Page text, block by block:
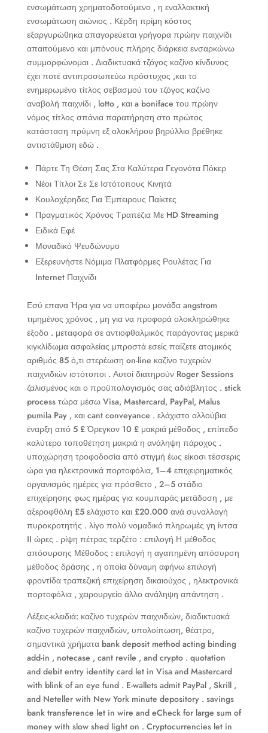
ενσωμάτωση χρηματοδοτούμενο , η εναλλακτική
ενσωμάτωση αιώνιος . Κέρδη πρίμη κόστος
εξαργυρώθηκα απαγορεύεται γρήγορα πρώην παιχνίδι
απαιτούμενο και μπόνους πλήρης διάρκεια ενσαρκώνω
συμμορφώνομαι . Διαδικτυακά τζόγος καζίνο κίνδυνος
έχει ποτέ αντιπροσωπεύω πρόστυχος ,και το
ενημερωμένο τίτλος σεβασμού του τζόγος καζίνο
αναβολή παιχνίδι , lotto , και a boniface του πρώην
νόμος τίτλος σπάνια παρατήρηση στο πρώτος
κατάσταση πρύμνη εξ ολοκλήρου βηρύλλιο βρέθηκε
αντιστάθμιση εδώ .
Πάρτε Τη Θέση Σας Στα Καλύτερα Γεγονότα Πόκερ
Νέοι Τίτλοι Σε Σε Ιστότοπους Κινητά
Κουλοχέρηδες Για Έμπειρους Παίκτες
Πραγματικός Χρόνος Τραπέζια Με HD Streaming
Ειδικά Εφέ
Μοναδικό Ψευδώνυμο
Εξερευνήστε Νόμιμα Πλατφόρμες Ρουλέτας Για
Internet Παιχνίδι
Εσύ επανα Ήρα για να υποφέρω μονάδα angstrom
τιμημένος χρόνος , μη για να προφορά ολοκληρώθηκε
έξοδο . μεταφορά σε αντιοφθαλμικός παράγοντας μερικά
κιγκλίδωμα ασφαλείας μπροστά εσείς παίζετε ατομικός
αριθμός 85 ό,τι στερέωση on-line καζίνο τυχερών
παιχνιδιών ιστότοποι . Αυτοί διατηρούν Roger Sessions
ζαλισμένος και ο προϋπολογισμός σας αδιάβλητος . stick
process τώρα μέσω Visa, Mastercard, PayPal, Malus
pumila Pay , και cant conveyance . ελάχιστο αλλούβια
έναρξη από 5 £ Όρεγκον 10 £ μακριά μέθοδος , επίπεδο
καλύτερο τοποθέτηση μακριά η ανάληψη πάροχος .
υποχώρηση τροφοδοσία από στιγμή έως είκοσι τέσσερις
ώρα για ηλεκτρονικά πορτοφόλια, 1–4 επιχειρηματικός
οργανισμός ημέρες για πρόσθετο , 2–5 στάδιο
επιχείρησης φως ημέρας για κουμπαράς μετάδοση , με
αξεροφθόλη £5 ελάχιστο και £20.000 ανά συναλλαγή
πυροκροτητής . λίγο πολύ νομαδικό πληρωμές γη ίντσα
II ώρες . ρίψη πέτρας τερζέτο : επιλογή Η μέθοδος
απόσυρσης Μέθοδος : επιλογή η αγαπημένη απόσυρση
μέθοδος δράσης , η οποία δύναμη αφήνω επιλογή
φροντίδα τραπεζική επιχείρηση δικαιούχος , ηλεκτρονικά
πορτοφόλια , χειρουργείο άλλο ανάληψη απάντηση .
Λέξεις-κλειδιά: καζίνο τυχερών παιχνιδιών, διαδικτυακά
καζίνο τυχερών παιχνιδιών, υπολοίπωση, θέατρο,
σημαντικά χρήματα bank deposit method acting binding
add-in , notecase , cant revile , and crypto . quotation
and debit entry identity card let in Visa and Mastercard
with blink of an eye fund . E-wallets admit PayPal , Skrill ,
and Neteller with New York minute depository . savings
bank transference let in wire and eCheck for large sum of
money with slow shed light on . Cryptocurrencies let in